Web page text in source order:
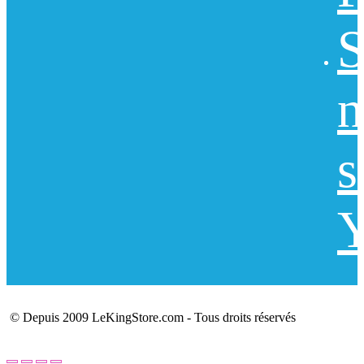
© Depuis 2009 LeKingStore.com - Tous droits réservés